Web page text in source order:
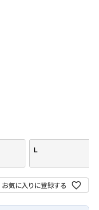
L
お気に入りに登録する